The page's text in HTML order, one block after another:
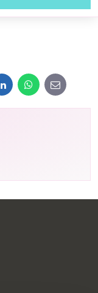
LinkedInWhatsApp
E-
mail